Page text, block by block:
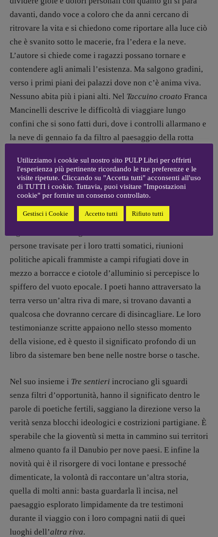
[fabio.malagnini@gmail.com]
media:
Valentina Marcoli
[valentina.marcoli@gmail.com]
ARCHIVIO E AUTORI
davanti, dando voce a coloro che da anni cercano di
ritrovare la vita e si chiedono come riportare alla luce ciò
che è svanito sotto le macerie, fra l’edera e la neve.
L’autore si chiede come i ragazzi possano tornare e
contendere agli animali l’esistenza. Ma salgono gradini,
verso i primi piani dei palazzi dove non c’è anima viva.
Nessuno abita più i piani alti. Nel Taccuino croato Franca
Mancinelli descrive le difficoltà di viaggiare lungo
confini che si sono fatti duri, dove i controlli allarmano e
la neve di gennaio fa da filtro al paesaggio della rotta
bivacchi e ostacola la visione dei documenti e delle carte
necessarie.
La volontà di vedere s’interrompe quando mancano i
passaporti europei agli amici bosniaci. I paesi sono
persone travisate per i loro tratti somatici, riunioni
politiche apicali frammiste a campi rifugiati dove in
mezzo a borracce e ciotole d’alluminio si percepisce lo
spiffero del vuoto epocale. I poeti hanno attraversato la
terra verso un’altra riva di mare, si trovano davanti a
qualcosa che dovranno cercare di disincagliare. Le loro
testimonianze scritte appaiono nello stesso momento
della visione, ed è questo il significato profondo di un
libro da sistemare ben bene nelle nostre borse o tasche.
Nel suo insieme i Tre sentieri incrociano gli sguardi
senza filtri d’opportunità, hanno il significato dentro le
parole di poetiche fertili, saggiano la direzione verso la
verità senza blocchi ideologici e costrizioni partigiane. È
sperabile che la gioventù si metta in cammino sui territori
almeno quanto fa il Danubio per nove paesi. E infine la
novità qui è il risorgere di voci lontane e pressoché
dimenticate, la volontà di raccontare un’altra storia,
quella di molti anni: basta guardarla lì incisa, nel
paesaggio esplorato limpidamente da tre testimoni
durante il viaggio con i loro compagni natii di quei
luoghi dell’altra riva.
Utilizziamo i cookie sul nostro sito PULP Libri per offrirti
l'esperienza più pertinente ricordando le tue preferenze e le
visite ripetute. Cliccando su "Accetta tutti" acconsenti all'uso
di TUTTI i cookie. Tuttavia, puoi visitare "Impostazioni
cookie" per fornire un consenso controllato.
Gestisci i Cookie Accetto tutti Rifiuto tutti